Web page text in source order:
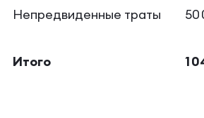
Непредвиденные траты 50
Итого 1